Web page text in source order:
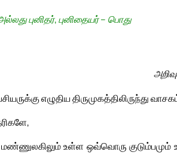
புனிதர், புனிதையர் – பொது
எழுதிய திருமுகத்திலிருந்து
உள்ள ஒவ்வொரு குடும்பமும்